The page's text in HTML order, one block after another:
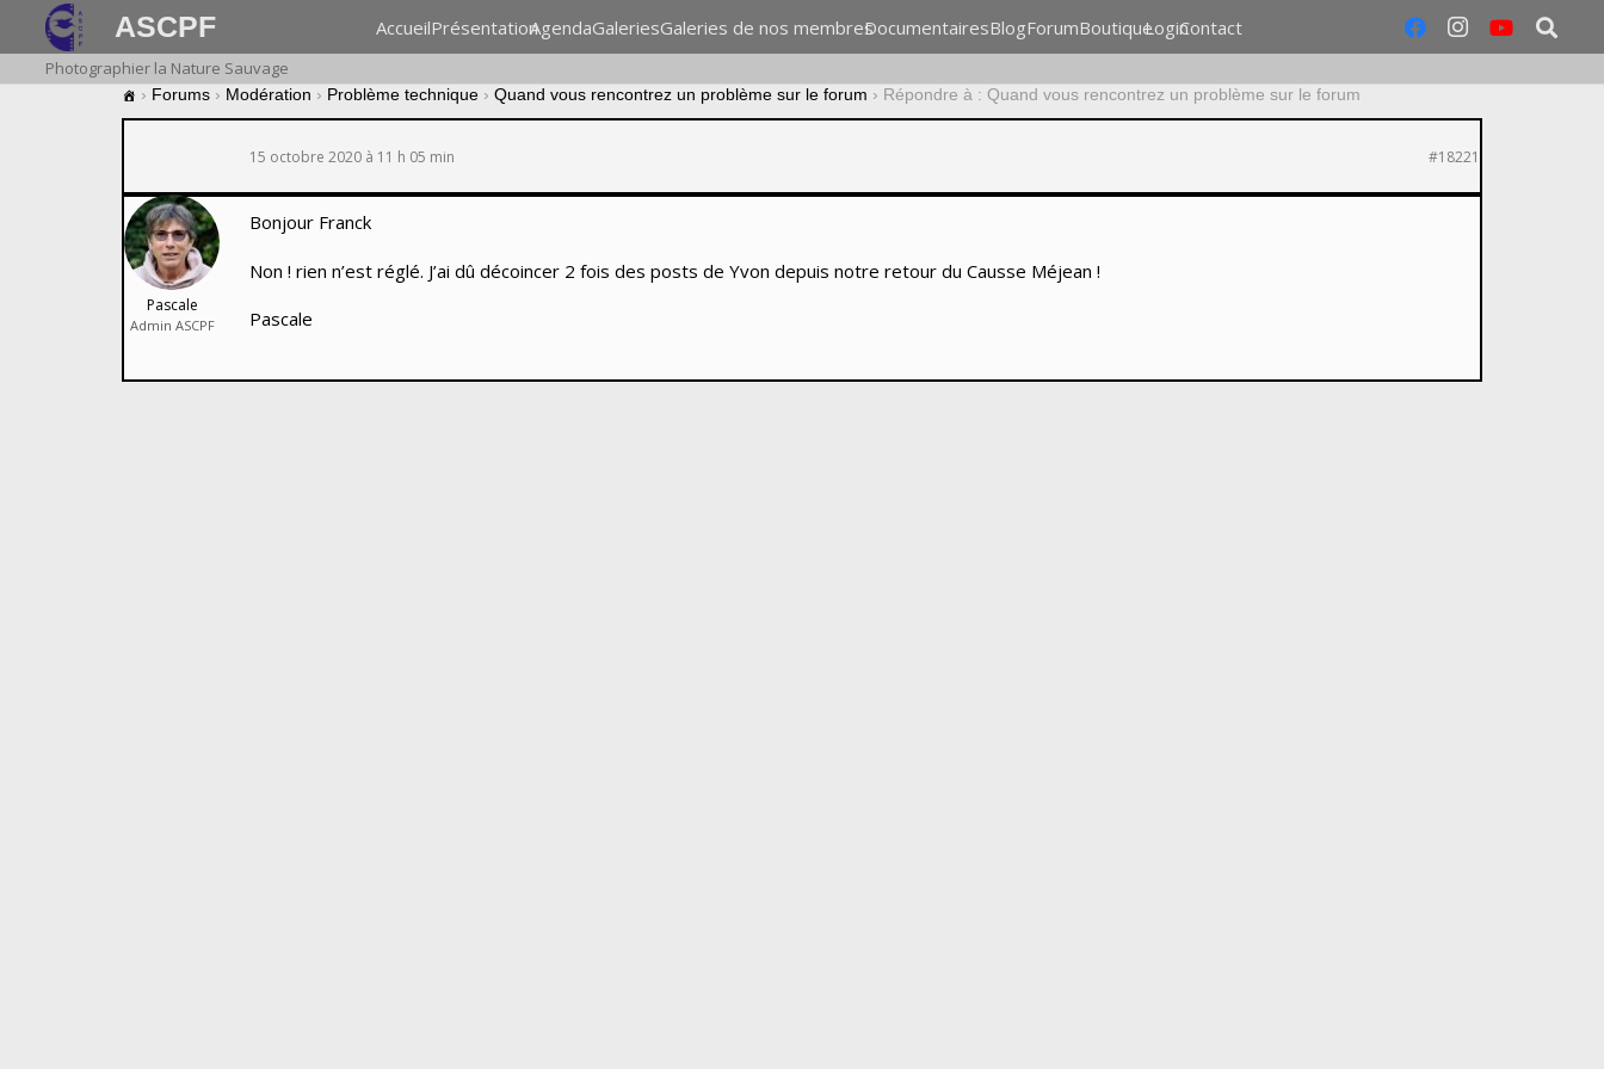
ASCPF AccueilPrésentationAgendaGaleriesGaleries de nos membresDocumentairesBlogForumBoutiqueLoginContact
Photographier la Nature Sauvage
› Forums › Modération › Problème technique › Quand vous rencontrez un problème sur le forum › Répondre à : Quand vous rencontrez un problème sur le forum
15 octobre 2020 à 11 h 05 min #18221
Pascale
Admin ASCPF
Bonjour Franck
Non ! rien n’est réglé. J’ai dû décoincer 2 fois des posts de Yvon depuis notre retour du Causse Méjean !
Pascale